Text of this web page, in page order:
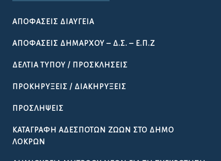
ΑΠΟΦΆΣΕΙΣ ΔΙΑΎΓΕΙΑ
ΑΠΟΦΆΣΕΙΣ ΔΗΜΆΡΧΟΥ – Δ.Σ. – Ε.Π.Ζ
ΔΕΛΤΊΑ ΤΎΠΟΥ / ΠΡΟΣΚΛΉΣΕΙΣ
ΠΡΟΚΗΡΎΞΕΙΣ / ΔΙΑΚΗΡΎΞΕΙΣ
ΠΡΟΣΛΉΨΕΙΣ
ΚΑΤΑΓΡΑΦΉ ΑΔΈΣΠΟΤΩΝ ΖΏΩΝ ΣΤΟ ΔΉΜΟ
ΛΟΚΡΏΝ